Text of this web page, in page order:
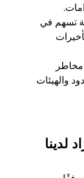
تسهم في
مخاطر
والهيئات
لدينا